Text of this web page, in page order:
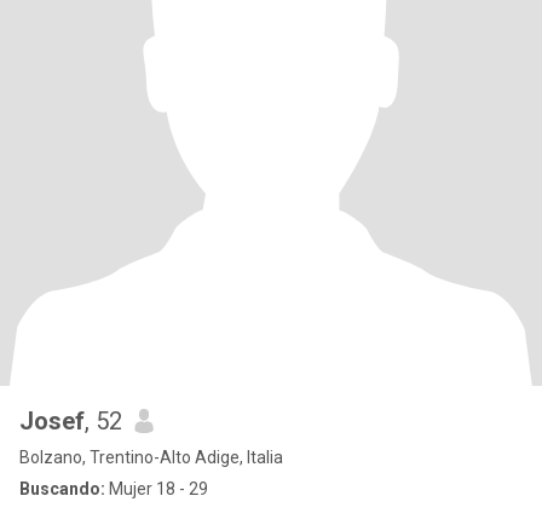
Josef, 52
Bolzano, Trentino-Alto Adige, Italia
Buscando: Mujer 18 - 29